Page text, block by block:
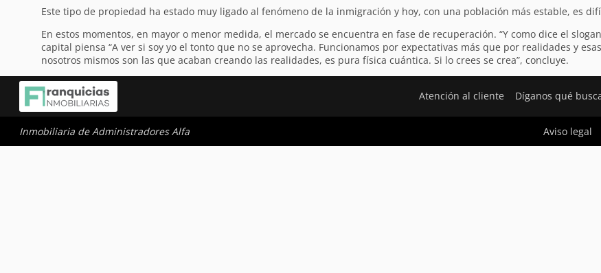
Este tipo de propiedad ha estado muy ligado al fenómeno de la inmigración y hoy, con una población más estable, es
En estos momentos, en mayor o menor medida, el mercado se encuentra en fase de recuperación. “Y como dice el
capital piensa “A ver si soy yo el tonto que no se aprovecha. Funcionamos por expectativas más que por realidades y
nosotros mismos son las que acaban creando las realidades, es pura física cuántica. Si lo crees se crea”, concluye.
Atención al cliente Díganos qué
Inmobiliaria de Administradores Alfa Aviso legal